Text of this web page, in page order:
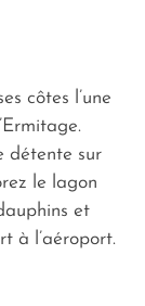
côtes l’une
détente sur
le lagon
et
à l’aéroport.